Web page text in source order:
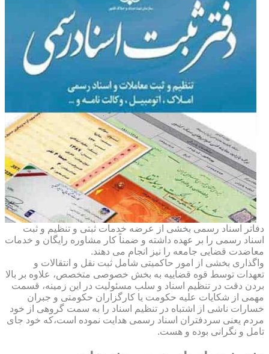
دفاتر اسناد رسمی بخشی از عرضه خدمات ثبتی و تنظیم و ثبت
اسناد رسمی را بر عهده داشته و ضمناً کار مشاوره رایگان و خدمات
معاضدت قضایی جامعه را نیز انجام می دهند.
واگذاری بخشی از امور حاکمیتی شامل ثبت نقل و انتقالات و
تعهدات توسط قوه قضاییه به بخش خصوصی متخصص، علاوه بر بالا
بردن دقت در تنظیم اسناد و سلب مسئولیت در این زمینه، قسمت
مهمی از شکایات علیه حکومت یا کارگزاران حکومتی و جبران
خسارات ناشی از اشتباه در تنظیم اسناد را به سمت گروهی از خود
مردم یعنی سردفتران اسناد رسمی هدایت نموده است،که خود جای
تامل و نگرانی بوده و هست.